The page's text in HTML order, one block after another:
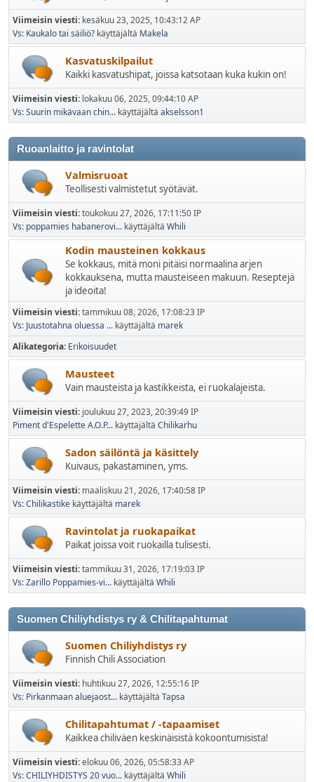
Viimeisin viesti: kesäkuu 23, 2025, 10:43:12 AP
Vs: Kaukalo tai säiliö? käyttäjältä Makela
Kasvatuskilpailut
Kaikki kasvatushipat, joissa katsotaan kuka kukin on!
Viimeisin viesti: lokakuu 06, 2025, 09:44:10 AP
Vs: Suurin mikävaan chin... käyttäjältä akselsson1
Ruoanlaitto ja ravintolat
Valmisruoat
Teollisesti valmistetut syötävät.
Viimeisin viesti:toukokuu 27, 2026, 17:11:50 IP
Vs: poppamies habanerovi... käyttäjältä Whili
Kodin mausteinen kokkaus
Se kokkaus, mitä moni pitäisi normaalina arjen
kokkauksena, mutta mausteiseen makuun. Reseptejä
ja ideoita!
Viimeisin viesti:tammikuu 08, 2026, 17:08:23 IP
Vs: Juustotahna oluessa ... käyttäjältä marek
Alikategoria Erikoisuudet
Mausteet
Vain mausteista ja kastikkeista, ei ruokalajeista.
Viimeisin viesti: joulukuu 27, 2023, 20:39:49 IP
Piment d'Espelette A.O.P... käyttäjältä Chilikarhu
Sadon säilöntä ja käsittely
Kuivaus, pakastaminen, yms.
Viimeisin viesti: maaliskuu 21, 2026, 17:40:58 IP
Vs: Chilikastike käyttäjältä marek
Ravintolat ja ruokapaikat
Paikat joissa voit ruokailla tulisesti.
Viimeisin viesti:tammikuu 31, 2026, 17:19:03 IP
Vs: Zarillo Poppamies-vi... käyttäjältä Whili
Suomen Chiliyhdistys ry & Chilitapahtumat
Suomen Chiliyhdistys ry
Finnish Chili Association
Viimeisin viesti: huhtikuu 27, 2026, 12:55:16 IP
Vs: Pirkanmaan aluejaost... käyttäjältä Tapsa
Chilitapahtumat / -tapaamiset
Kaikkea chiliväen keskinäisistä kokoontumisista!
Viimeisin viesti:elokuu 06, 2026, 05:58:33 AP
Vs: CHILIYHDISTYS 20 vuo... käyttäjältä Whili